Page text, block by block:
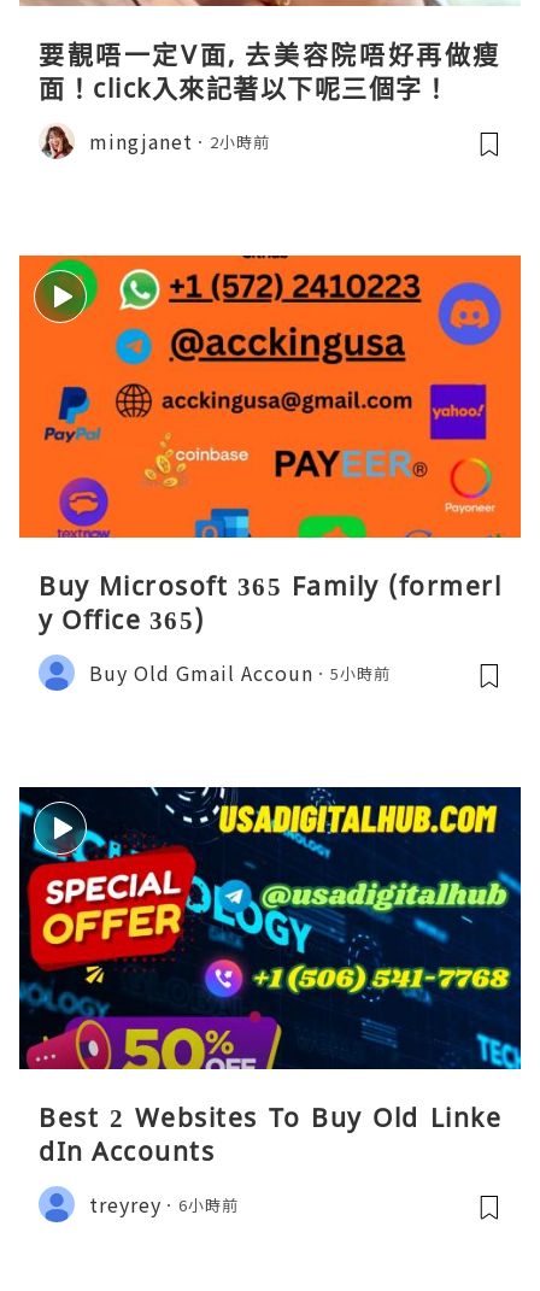
要靚唔一定V面, 去美容院唔好再做瘦
面！click入來記著以下呢三個字！
mingjanet 2小時前
Buy Microsoft 365 Family (formerl
y Office 365)
Buy Old Gmail Accoun 5小時前
Best 2 Websites To Buy Old Linke
dIn Accounts
treyrey 6小時前